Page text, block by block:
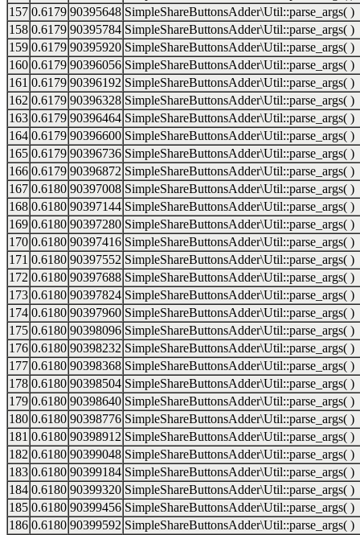
157 0.6179 90395648 SimpleShareButtonsAdder\Util::parse_args( )
158 0.6179 90395784 SimpleShareButtonsAdder\Util::parse_args( )
159 0.6179 90395920 SimpleShareButtonsAdder\Util::parse_args( )
160 0.6179 90396056 SimpleShareButtonsAdder\Util::parse_args( )
161 0.6179 90396192 SimpleShareButtonsAdder\Util::parse_args( )
162 0.6179 90396328 SimpleShareButtonsAdder\Util::parse_args( )
163 0.6179 90396464 SimpleShareButtonsAdder\Util::parse_args( )
164 0.6179 90396600 SimpleShareButtonsAdder\Util::parse_args( )
165 0.6179 90396736 SimpleShareButtonsAdder\Util::parse_args( )
166 0.6179 90396872 SimpleShareButtonsAdder\Util::parse_args( )
167 0.6180 90397008 SimpleShareButtonsAdder\Util::parse_args( )
168 0.6180 90397144 SimpleShareButtonsAdder\Util::parse_args( )
169 0.6180 90397280 SimpleShareButtonsAdder\Util::parse_args( )
170 0.6180 90397416 SimpleShareButtonsAdder\Util::parse_args( )
171 0.6180 90397552 SimpleShareButtonsAdder\Util::parse_args( )
172 0.6180 90397688 SimpleShareButtonsAdder\Util::parse_args( )
173 0.6180 90397824 SimpleShareButtonsAdder\Util::parse_args( )
174 0.6180 90397960 SimpleShareButtonsAdder\Util::parse_args( )
175 0.6180 90398096 SimpleShareButtonsAdder\Util::parse_args( )
176 0.6180 90398232 SimpleShareButtonsAdder\Util::parse_args( )
177 0.6180 90398368 SimpleShareButtonsAdder\Util::parse_args( )
178 0.6180 90398504 SimpleShareButtonsAdder\Util::parse_args( )
179 0.6180 90398640 SimpleShareButtonsAdder\Util::parse_args( )
180 0.6180 90398776 SimpleShareButtonsAdder\Util::parse_args( )
181 0.6180 90398912 SimpleShareButtonsAdder\Util::parse_args( )
182 0.6180 90399048 SimpleShareButtonsAdder\Util::parse_args( )
183 0.6180 90399184 SimpleShareButtonsAdder\Util::parse_args( )
184 0.6180 90399320 SimpleShareButtonsAdder\Util::parse_args( )
185 0.6180 90399456 SimpleShareButtonsAdder\Util::parse_args( )
186 0.6180 90399592 SimpleShareButtonsAdder\Util::parse_args( )